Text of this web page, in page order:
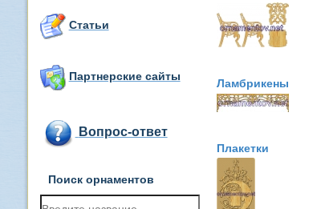
Статьи
Партнерские сайты
Вопрос-ответ
Поиск орнаментов
Ламбрикены
Плакетки